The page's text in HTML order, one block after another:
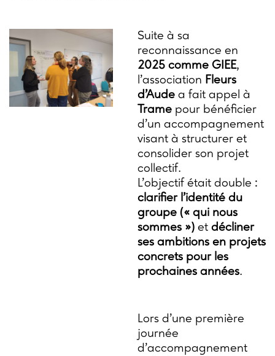
Suite à sa
reconnaissance en
2025 comme GIEE,
l’association Fleurs
d’Aude a fait appel à
Trame pour bénéficier
d’un accompagnement
visant à structurer et
consolider son projet
collectif.
L’objectif était double :
clarifier l’identité du
groupe (« qui nous
sommes ») et décliner
ses ambitions en projets
concrets pour les
prochaines années.
Lors d’une première
journée
d’accompagnement